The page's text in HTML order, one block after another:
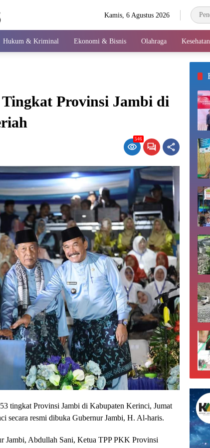
Kamis, 6 Agustus 2026
Hukum & Kriminal Ekonomi & Bisnis Olahraga Kesehatan
Provinsi Jambi di
546
tingkat Provinsi Jambi di Kabupaten Kerinci, Jumat
secara resmi dibuka Gubernur Jambi, H. Al-haris.
Jambi, Abdullah Sani, Ketua TPP PKK Provinsi